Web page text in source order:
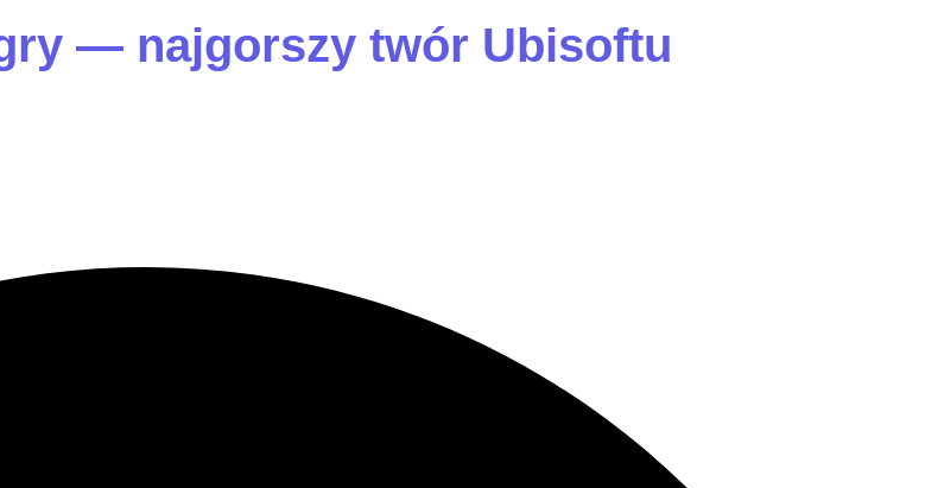
— najgorszy twór Ubisoftu